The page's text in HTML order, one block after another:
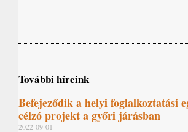
További híreink
Befejeződik a helyi foglalkoztatási
célzó projekt a győri járásban
2022-09-01